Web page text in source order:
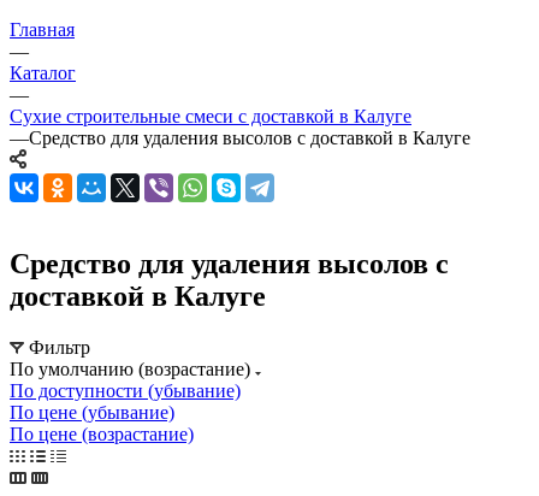
Главная
—
Каталог
—
Сухие строительные смеси с доставкой в Калуге
—Средство для удаления высолов с доставкой в Калуге
Средство для удаления высолов с
доставкой в Калуге
Фильтр
По умолчанию (возрастание)
По доступности (убывание)
По цене (убывание)
По цене (возрастание)